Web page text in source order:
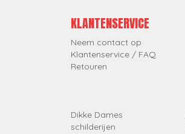
KLANTENSERVICE
Neem contact op
Klantenservice / FAQ
Retouren
Dikke Dames
schilderijen